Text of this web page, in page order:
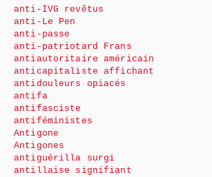
anti-IVG revêtus
anti-Le Pen
anti-passe
anti-patriotard Frans
antiautoritaire américain
anticapitaliste affichant
antidouleurs opiacés
antifa
antifasciste
antiféministes
Antigone
Antigones
antiguérilla surgi
antillaise signifiant